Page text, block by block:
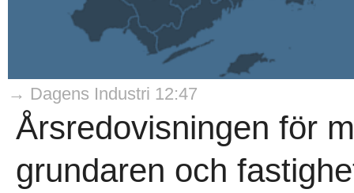
→ Dagens Industri 12:47
Årsredovisningen för
grundaren och